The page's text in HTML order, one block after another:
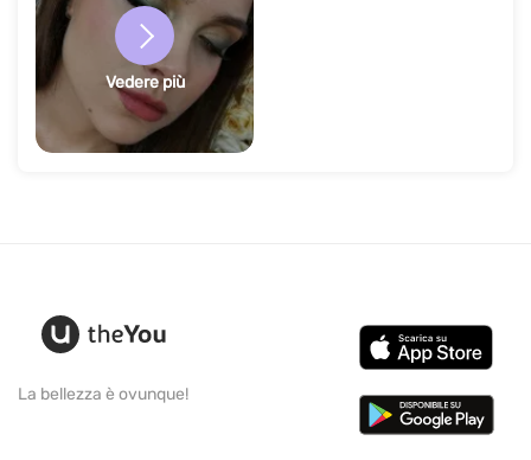
Vedere più
La bellezza è ovunque!